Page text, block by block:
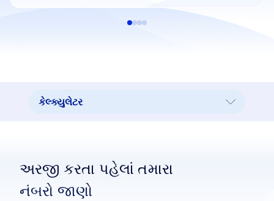
કેલ્ક્યુલેટર
રિયલ એસ્ટેટ
મુખ્ય ફાયદા
અરજી કરતા પહેલાં તમારા
નંબરો જાણો